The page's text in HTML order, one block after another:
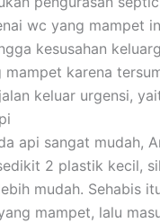
wc yang mampet
kesusahan
karena
keluar urgensi,
api sangat mudah,
2 plastik kecil,
mudah. Sehabis
mampet, lalu